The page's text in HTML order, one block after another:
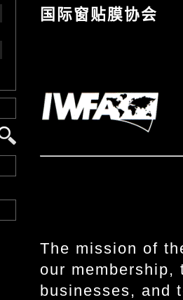
国际窗贴膜协会
The mission of
our membership,
businesses, and